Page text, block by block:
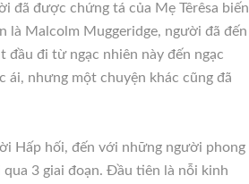
đã được chứng tá của Mẹ Têrêsa biến
là Malcolm Muggeridge, người đã đến
đầu đi từ ngạc nhiên này đến ngạc
ái, nhưng một chuyện khác cũng đã
Hấp hối, đến với những người phong
3 giai đoạn. Đầu tiên là nỗi kinh